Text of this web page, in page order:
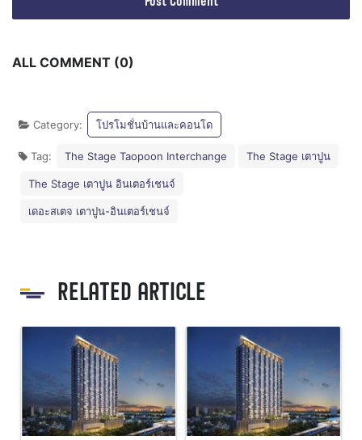
ALL COMMENT (0)
Category: โปรโมชั่นบ้านและคอนโด
Tag: The Stage Taopoon Interchange The Stage เตาปูน
The Stage เตาปูน อินเตอร์เชนจ์
เดอะสเตจ เตาปูน-อินเตอร์เชนจ์
RELATED ARTICLE